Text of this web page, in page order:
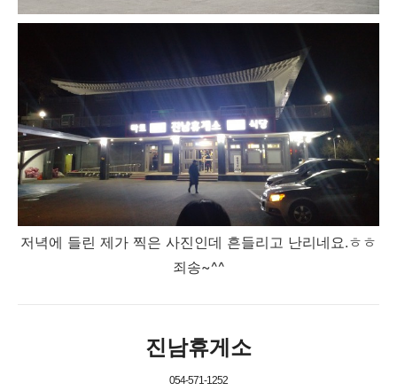
저녁에 들린 제가 찍은 사진인데 흔들리고 난리네요.ㅎㅎ
죄송~^^